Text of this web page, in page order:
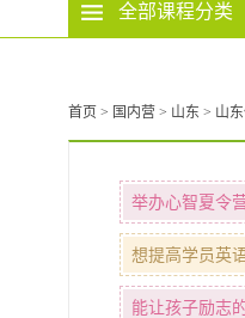
全部课程分类
首页 > 国内营 > 山东 > 山
举办心智夏令
想提高学员英
能让孩子励志